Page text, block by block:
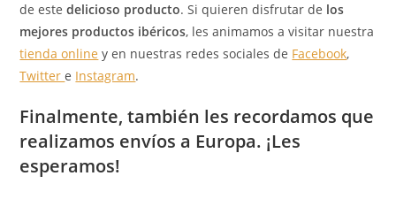
de estedelicioso producto. Si quieren disfrutar de los
mejores productos ibéricos, les animamos a visitar nuestra
tienda online y en nuestras redes sociales de Facebook,
Twittere Instagram.
Finalmente, también les recordamos que
realizamos envíos a Europa. ¡Les
esperamos!